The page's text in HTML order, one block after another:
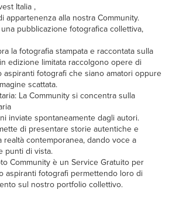
Italia ,
appartenenza alla nostra Community.
pubblicazione fotografica collettiva,
la fotografia stampata e raccontata sulla
edizione limitata raccolgono opere di
aspiranti fotografi che siano amatori oppure
scattata.
La Community si concentra sulla
inviate spontaneamente dagli autori.
di presentare storie autentiche e
realtà contemporanea, dando voce a
punti di vista.
Community è un Service Gratuito per
aspiranti fotografi permettendo loro di
sul nostro portfolio collettivo.